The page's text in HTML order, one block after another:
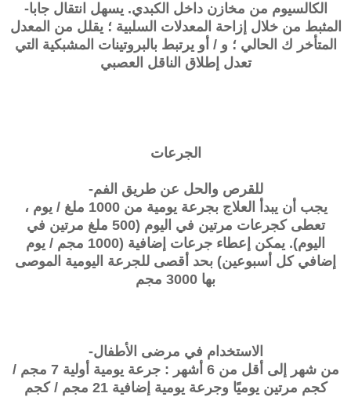
الكالسيوم من مخازن داخل الكبدي. يسهل انتقال جابا-
المثبط من خلال إزاحة المعدلات السلبية ؛ يقلل من المعدل
المتأخر ك الحالي ؛ و / أو يرتبط بالبروتينات المشبكية التي
تعدل إطلاق الناقل العصبي
الجرعات
للقرص والحل عن طريق الفم-
يجب أن يبدأ العلاج بجرعة يومية من 1000 ملغ / يوم ،
تعطى كجرعات مرتين في اليوم (500 ملغ مرتين في
اليوم). يمكن إعطاء جرعات إضافية (1000 مجم / يوم
إضافي كل أسبوعين) بحد أقصى للجرعة اليومية الموصى
بها 3000 مجم
الاستخدام في مرضى الأطفال-
من شهر إلى أقل من 6 أشهر : جرعة يومية أولية 7 مجم /
كجم مرتين يوميًا وجرعة يومية إضافية 21 مجم / كجم